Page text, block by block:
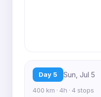
Day 5 Sun, Jul 5
400 km · 4h · 4 stops